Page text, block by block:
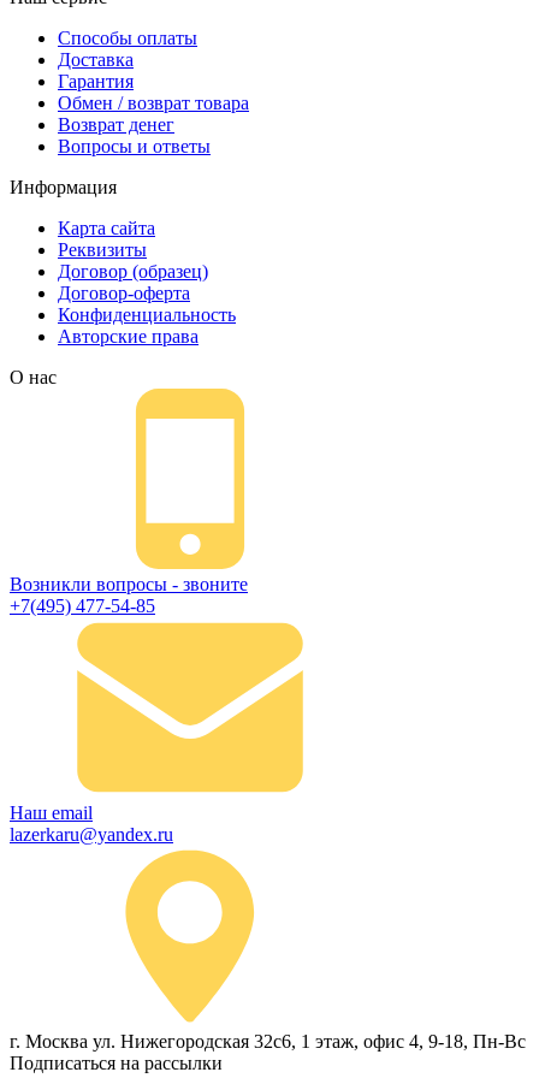
письмо с копией заказа. Это значит, что
заказ получен и мы позвоним вам так
быстро, как это возможно, чтобы оформить
доставку. Если вы не получили письмо с
копией заказа, пожалуйста, свяжитесь с
нами через сервис обратная связь, или
Способы оплаты
Доставка
Гарантия
Обмен / возврат товара
Возврат денег
Вопросы и ответы
Информация
Карта сайта
Реквизиты
Договор (образец)
Договор-оферта
Конфиденциальность
Авторские права
О нас
Возникли вопросы - звоните
+7(495) 477-54-85
Наш email
lazerkaru@yandex.ru
г. Москва ул. Нижегородская 32с6, 1 этаж, офис 4, 9-18, Пн-Вс
Подписаться на рассылки